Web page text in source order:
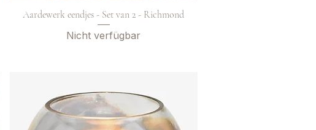
Aardewerk eendjes - Set van 2 - Richmond
Nicht verfügbar